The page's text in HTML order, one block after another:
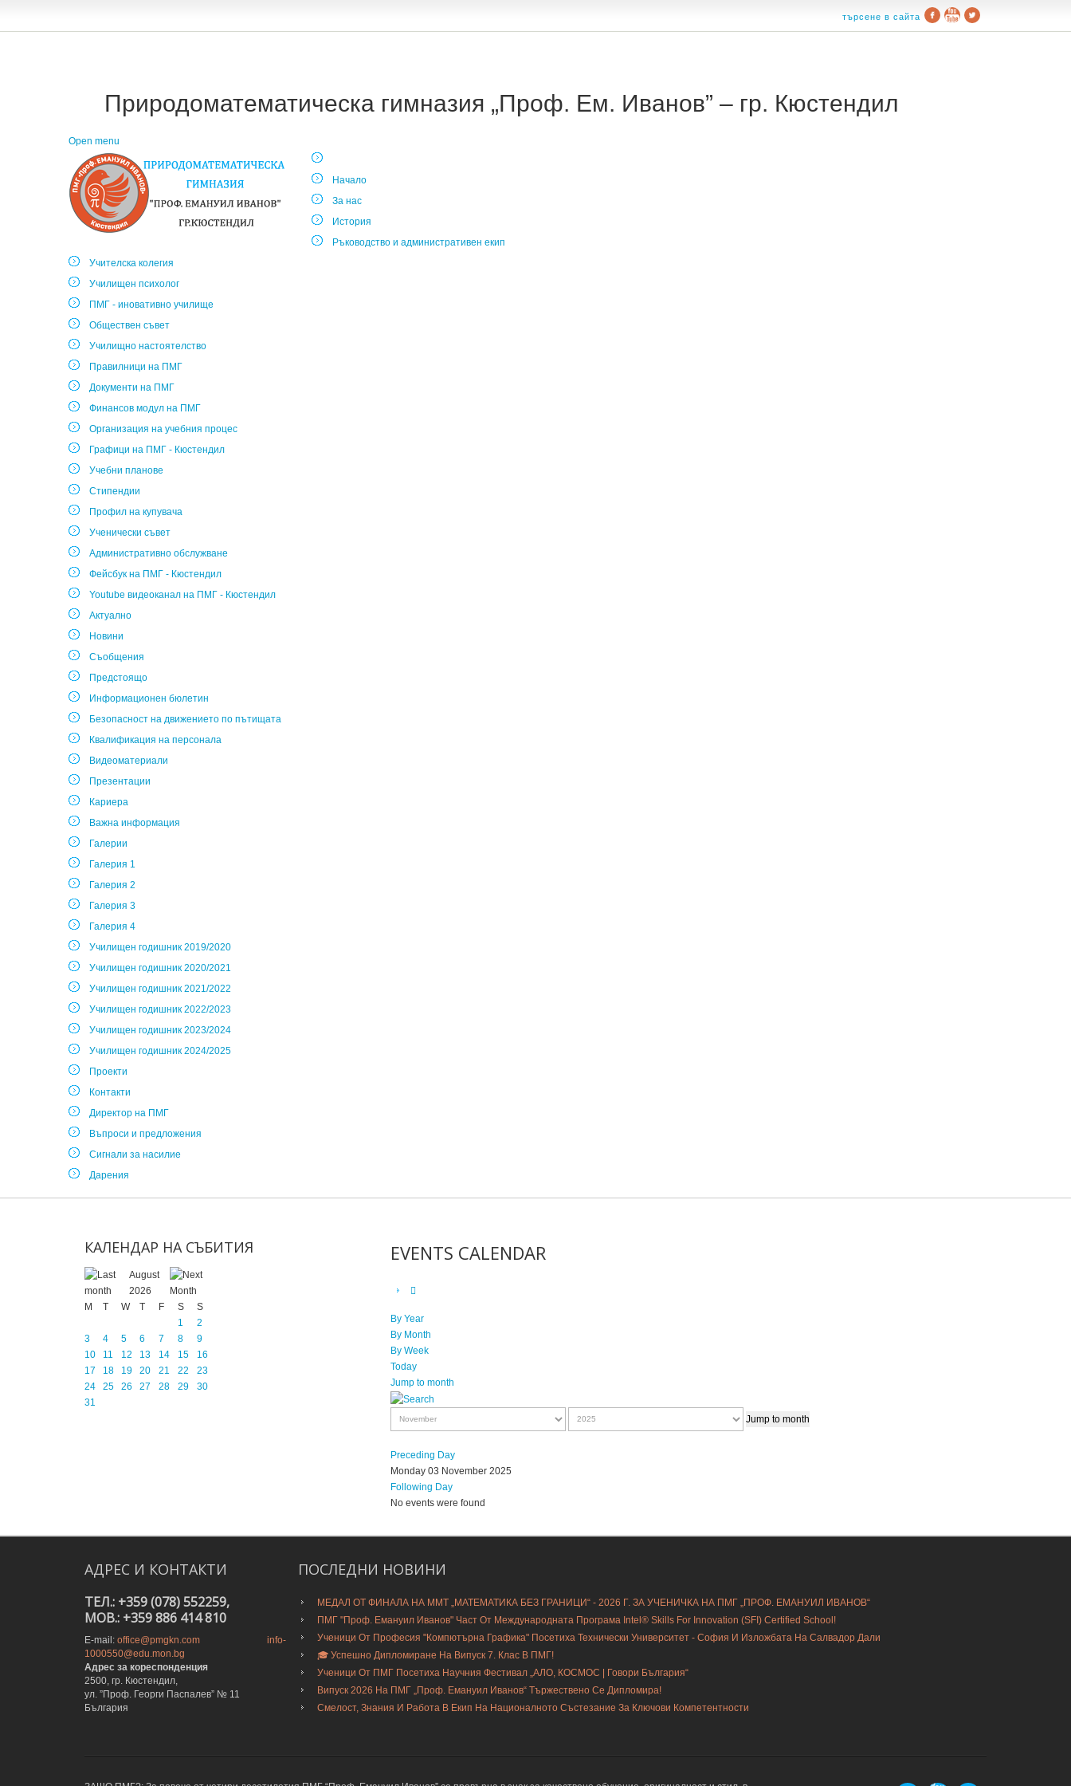
търсене в сайта
Природоматематическа гимназия „Проф. Ем. Иванов” – гр. Кюстендил
Open menu
Начало
За нас
История
Ръководство и административен екип
Учителска колегия
Училищен психолог
ПМГ - иновативно училище
Обществен съвет
Училищно настоятелство
Правилници на ПМГ
Документи на ПМГ
Финансов модул на ПМГ
Организация на учебния процес
Графици на ПМГ - Кюстендил
Учебни планове
Стипендии
Профил на купувача
Ученически съвет
Административно обслужване
Фейсбук на ПМГ - Кюстендил
Youtube видеоканал на ПМГ - Кюстендил
Актуално
Новини
Съобщения
Предстоящо
Информационен бюлетин
Безопасност на движението по пътищата
Квалификация на персонала
Видеоматериали
Презентации
Кариера
Важна информация
Галерии
Галерия 1
Галерия 2
Галерия 3
Галерия 4
Училищен годишник 2019/2020
Училищен годишник 2020/2021
Училищен годишник 2021/2022
Училищен годишник 2022/2023
Училищен годишник 2023/2024
Училищен годишник 2024/2025
Проекти
Контакти
Директор на ПМГ
Въпроси и предложения
Сигнали за насилие
Дарения
КАЛЕНДАР НА СЪБИТИЯ
August
2026
M
T W T F S
S
1
2
3
4 5 6 7 8
9
10
11 12 13 14 15
16
17
18 19 20 21 22
23
24
25 26 27 28 29
30
31
EVENTS CALENDAR
By Year
By Month
By Week
Today
Jump to month
Jump to month
Preceding Day
Monday 03 November 2025
Following Day
No events were found
АДРЕС И КОНТАКТИ
ТЕЛ.: +359 (078) 552259,
MOB.: +359 886 414 810
E-mail: office@pmgkn.com
info-
1000550@edu.mon.bg
Адрес за кореспонденция
2500, гр. Кюстендил,
ул. ”Проф. Георги Паспалев” № 11
България
ПОСЛЕДНИ НОВИНИ
МЕДАЛ ОТ ФИНАЛА НА ММТ „МАТЕМАТИКА БЕЗ ГРАНИЦИ“ - 2026 Г. ЗА УЧЕНИЧКА НА ПМГ „ПРОФ. ЕМАНУИЛ ИВАНОВ“
ПМГ "Проф. Емануил Иванов" Част От Международната Програма Intel® Skills For Innovation (SFI) Certified School!
Ученици От Професия "Компютърна Графика" Посетиха Технически Университет - София И Изложбата На Салвадор Дали
🎓 Успешно Дипломиране На Випуск 7. Клас В ПМГ!
Ученици От ПМГ Посетиха Научния Фестивал „АЛО, КОСМОС | Говори България“
Випуск 2026 На ПМГ „Проф. Емануил Иванов“ Тържествено Се Дипломира!
Смелост, Знания И Работа В Екип На Националното Състезание За Ключови Компетентности